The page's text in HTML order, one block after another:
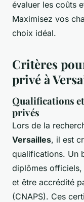
évaluer les coûts
Maximisez vos
choix idéal.
Critères
privé à
Qualifications
privés
Lors de la
Versailles, il est
qualifications. Un
diplômes officiels,
et être accrédité
(CNAPS). Ces